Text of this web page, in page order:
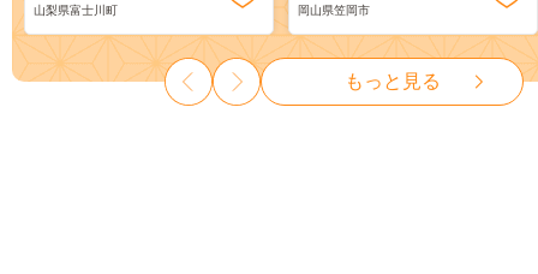
物 くだもの シャイン マスカ
ット ぶどう ブドウ 葡萄 大粒
種なし 先行予約 富士川町
10000円 一万円 9000円 九千円
山梨県富士川町
ーツ 果物 デザート 旬 モモ も
も 先行予約 送料無料 果物 岡
山県 笠岡市 清水白桃 白鳳 白
麗 クール便---
kasaoka_zsy_419_100---
岡山県笠岡市
もっと見る